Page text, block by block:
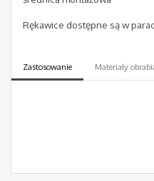
Rękawice dostępne są w
Zastosowanie Materiały